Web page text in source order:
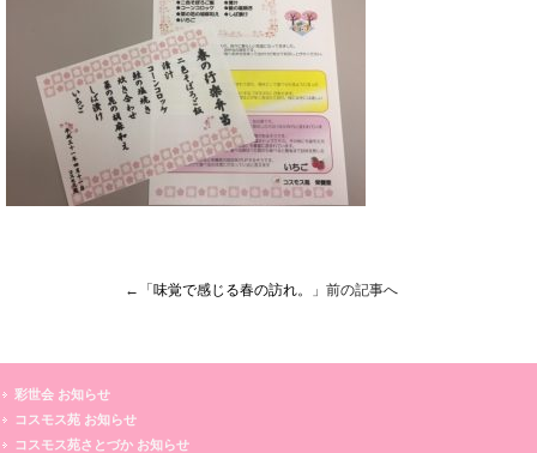
←「 味覚で感じる春の訪れ。 」前の記事へ
彩世会 お知らせ
コスモス苑 お知らせ
コスモス苑さとづか お知らせ